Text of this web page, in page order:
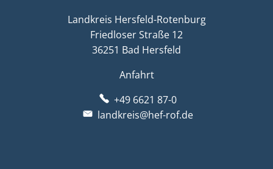
Landkreis Hersfeld-Rotenburg
Friedloser Straße 12
36251 Bad Hersfeld
Anfahrt
+49 6621 87-0
landkreis@hef-rof.de